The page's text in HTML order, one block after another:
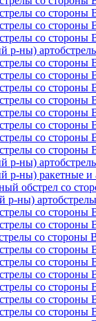
со
со
со
р-ны)
со
со
со
со
со
со
со
со
р-ны)
р-ны) ракетные
обстрел со
р-ны)
со
со
со стороны
со
со
со
со
со
со